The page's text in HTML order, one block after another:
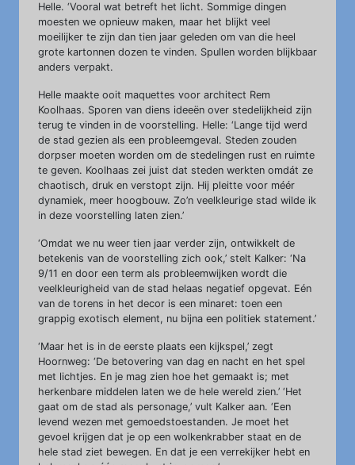
Helle. ‘Vooral wat betreft het licht. Sommige dingen
moesten we opnieuw maken, maar het blijkt veel
moeilijker te zijn dan tien jaar geleden om van die heel
grote kartonnen dozen te vinden. Spullen worden blijkbaar
anders verpakt.
Helle maakte ooit maquettes voor architect Rem
Koolhaas. Sporen van diens ideeën over stedelijkheid zijn
terug te vinden in de voorstelling. Helle: ‘Lange tijd werd
de stad gezien als een probleemgeval. Steden zouden
dorpser moeten worden om de stedelingen rust en ruimte
te geven. Koolhaas zei juist dat steden werkten omdát ze
chaotisch, druk en verstopt zijn. Hij pleitte voor méér
dynamiek, meer hoogbouw. Zo’n veelkleurige stad wilde ik
in deze voorstelling laten zien.’
‘Omdat we nu weer tien jaar verder zijn, ontwikkelt de
betekenis van de voorstelling zich ook,’ stelt Kalker: ‘Na
9/11 en door een term als probleemwijken wordt die
veelkleurigheid van de stad helaas negatief opgevat. Eén
van de torens in het decor is een minaret: toen een
grappig exotisch element, nu bijna een politiek statement.’
‘Maar het is in de eerste plaats een kijkspel,’ zegt
Hoornweg: ‘De betovering van dag en nacht en het spel
met lichtjes. En je mag zien hoe het gemaakt is; met
herkenbare middelen laten we de hele wereld zien.’ ‘Het
gaat om de stad als personage,’ vult Kalker aan. ‘Een
levend wezen met gemoedstoestanden. Je moet het
gevoel krijgen dat je op een wolkenkrabber staat en de
hele stad ziet bewegen. En dat je een verrekijker hebt en